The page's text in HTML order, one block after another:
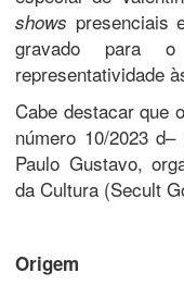
shows presenciais
gravado para
representatividade
Cabe destacar que
número 10/2023
Paulo Gustavo,
da Cultura (Secult
Origem